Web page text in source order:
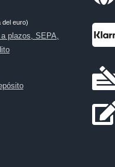
del euro)
plazos, SEPA,